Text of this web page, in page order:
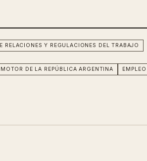
RELACIONES Y REGULACIONES DEL TRABAJO
DE LA REPÚBLICA ARGENTINA
EMPLEO